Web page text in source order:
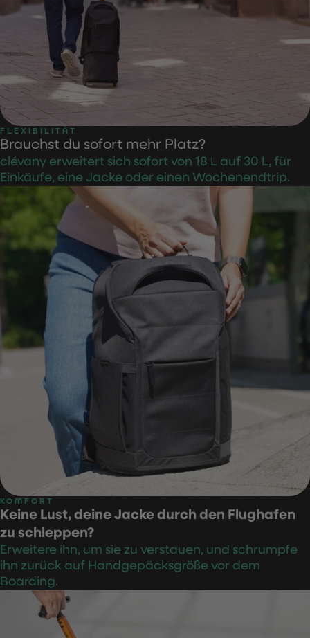
FLEXIBILITÄT
Brauchst du sofort mehr Platz?
clévany erweitert sich sofort von 18 L auf 30 L, für
Einkäufe, eine Jacke oder einen Wochenendtrip.
KOMFORT
Keine Lust, deine Jacke durch den Flughafen
zu schleppen?
Erweitere ihn, um sie zu verstauen, und schrumpfe
ihn zurück auf Handgepäcksgröße vor dem
Boarding.